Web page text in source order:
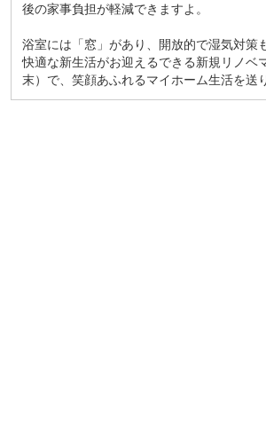
後の家事負担が軽減できますよ。
浴室には「窓」があり、開放的で湿気対策
快適な新生活がお迎えるできる新規リノベ
末）で、笑顔あふれるマイホーム生活を送